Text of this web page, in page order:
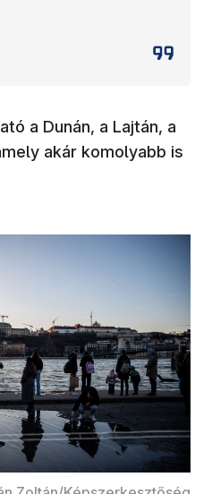
a Dunán, a Lajtán, a
akár komolyabb is